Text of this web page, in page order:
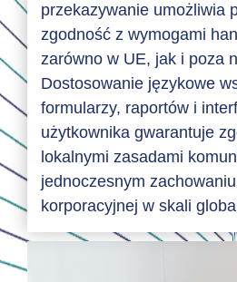
przekazywanie umożliwia
zgodność z wymogami
zarówno w UE, jak i poza
Dostosowanie językowe
formularzy, raportów i
użytkownika gwarantuje
lokalnymi zasadami
jednoczesnym
korporacyjnej w skali